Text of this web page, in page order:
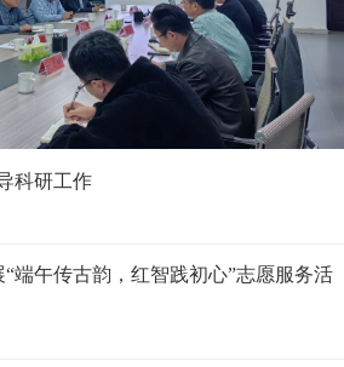
科研工作
“端午传古韵，红智践初心”志愿服务活